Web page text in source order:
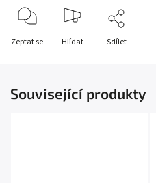
Zeptat se Hlídat Sdílet
Související produkty